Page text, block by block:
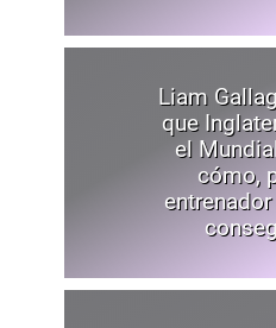
Liam
que
el
cómo,